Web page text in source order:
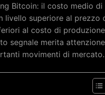
Bitcoin: il costo medio
livello superiore al prezzo
al costo di
segnale merita
movimenti di mercato.